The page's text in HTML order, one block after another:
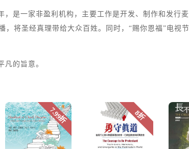
是一家非盈利机构，主要工作是开发、制作和发行
将圣经真理带给大众百姓。同时，“赐你恩福”电
的旨意。